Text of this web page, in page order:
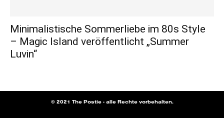
Minimalistische Sommerliebe im 80s Style
– Magic Island veröffentlicht „Summer
Luvin“
© 2021 The Postie - alle Rechte vorbehalten.